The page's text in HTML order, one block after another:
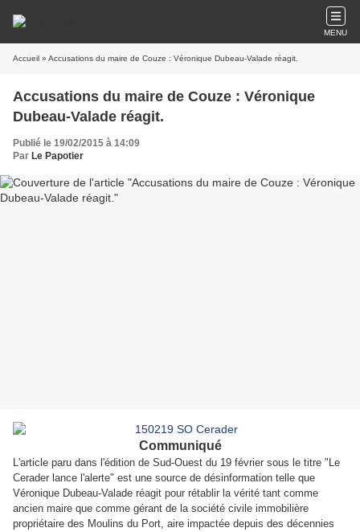
MENU
Accueil » Accusations du maire de Couze : Véronique Dubeau-Valade réagit.
Accusations du maire de Couze : Véronique
Dubeau-Valade réagit.
Publié le 19/02/2015 à 14:09
Par Le Papotier
Communiqué
L'article paru dans l'édition de Sud-Ouest du 19 février sous le titre "Le
Cerader lance l'alerte" est une source de désinformation telle que
Véronique Dubeau-Valade réagit pour rétablir la vérité tant comme
ancien maire que comme gérant de la société civile immobilière
propriétaire des Moulins du Port, aire impactée depuis des décennies